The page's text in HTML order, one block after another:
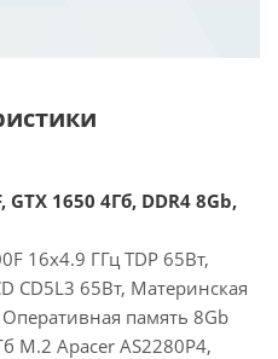
1650 4Гб, DDR4 8Gb,
16x4.9 ГГц TDP 65Вт,
CD5L3 65Вт, Материнская
память 8Gb
M.2 Apacer AS2280P4,